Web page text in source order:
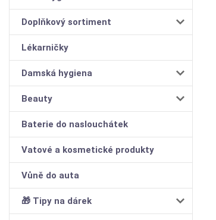
Doplňkový sortiment
Lékarničky
Damská hygiena
Beauty
Baterie do naslouchátek
Vatové a kosmetické produkty
Vůně do auta
🎁 Tipy na dárek